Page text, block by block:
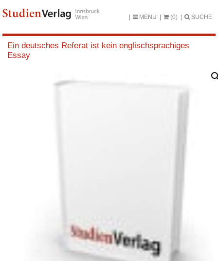
MENU (0) SUCHE
Ein deutsches Referat ist kein englischsprachiges
Essay